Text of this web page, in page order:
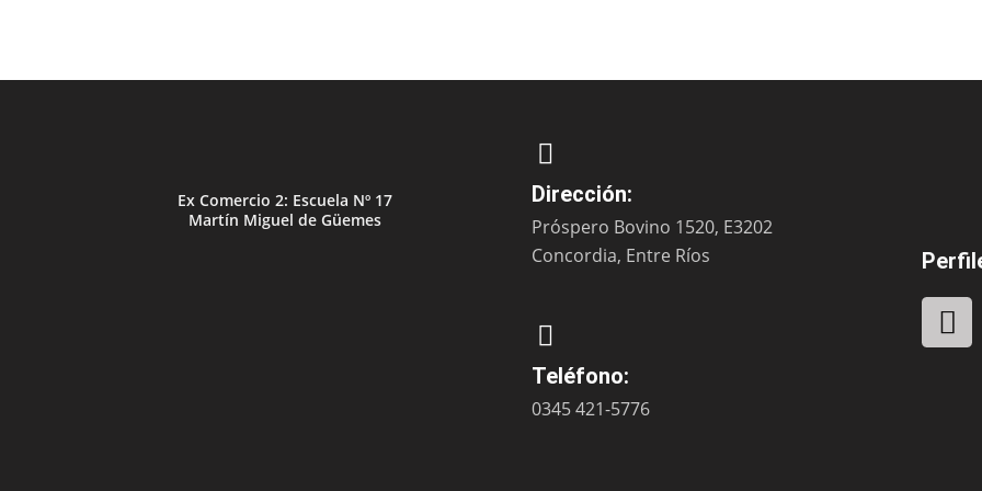
Ex Comercio 2: Escuela Nº 17
Martín Miguel de Güemes
Dirección:
Próspero Bovino 1520, E3202
Concordia, Entre Ríos
Teléfono:
0345 421-5776
F
a